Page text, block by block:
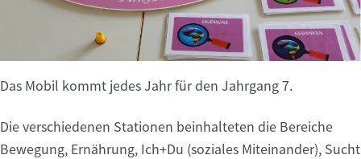
Das Mobil kommt jedes Jahr für den Jahrgang 7.
Die verschiedenen Stationen beinhalteten die Bereiche
Bewegung, Ernährung, Ich+Du (soziales Miteinander), Sucht